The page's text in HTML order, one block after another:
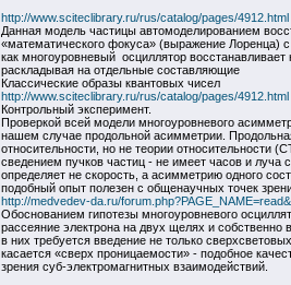
http://www.sciteclibrary.ru/rus/catalog/pages/4912.html
Данная модель частицы автомоделированием
«математического фокуса» (выражение Лоренца)
как многоуровневый осциллятор
раскладывая на отдельные составляющие
Классические образы квантовых чисел
http://www.sciteclibrary.ru/rus/catalog/pages/4912.html
Контрольный эксперимент.
Проверкой всей модели многоуровневого
нашем случае продольной асимметрии.
относительности, но не теории относительности
сведением пучков частиц - не имеет часов и луча
определяет не скорость, а асимметрию одного
подобный опыт полезен с общенаучных точек
http://medvedev-da.ru/
Обоснованием гипотезы многоуровневого
рассеяние электрона на двух щелях и
в них требуется введение не только
касается «сверх проницаемости» - подобное
зрения суб-электромагнитных взаимодействий.